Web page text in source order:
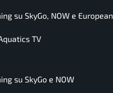
su SkyGo, NOW e European
TV
su SkyGo e NOW